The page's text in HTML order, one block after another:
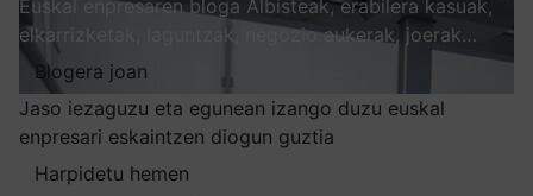
Euskal enpresaren bloga Albisteak, erabilera kasuak,
elkarrizketak, laguntzak, negozio aukerak, joerak…
Blogera joan
Jaso iezaguzu eta egunean izango duzu euskal
enpresari eskaintzen diogun guztia
Harpidetu hemen